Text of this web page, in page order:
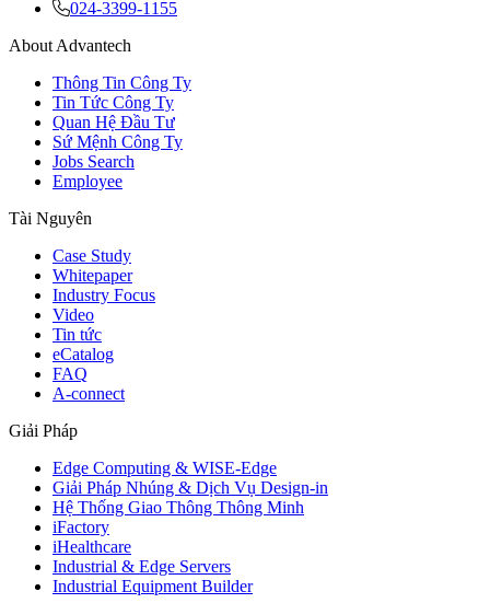
024-3399-1155
About Advantech
Thông Tin Công Ty
Tin Tức Công Ty
Quan Hệ Đầu Tư
Sứ Mệnh Công Ty
Jobs Search
Employee
Tài Nguyên
Case Study
Whitepaper
Industry Focus
Video
Tin tức
eCatalog
FAQ
A-connect
Giải Pháp
Edge Computing & WISE-Edge
Giải Pháp Nhúng & Dịch Vụ Design-in
Hệ Thống Giao Thông Thông Minh
iFactory
iHealthcare
Industrial & Edge Servers
Industrial Equipment Builder